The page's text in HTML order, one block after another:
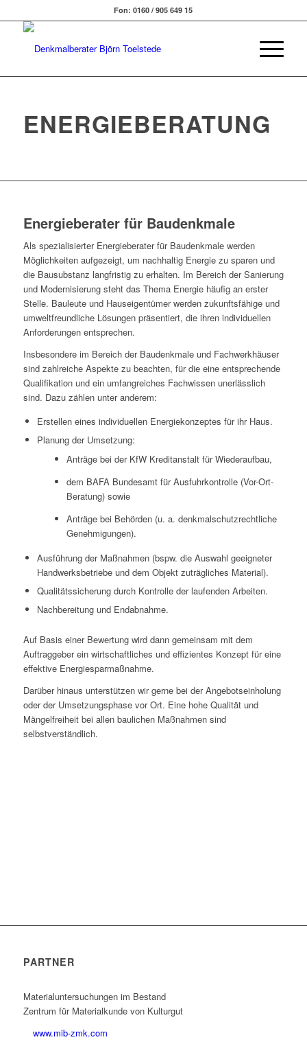
Fon: 0160 / 905 649 15
ENERGIEBERATUNG
Energieberater für Baudenkmale
Als spezialisierter Energieberater für Baudenkmale werden
Möglichkeiten aufgezeigt, um nachhaltig Energie zu sparen und
die Bausubstanz langfristig zu erhalten. Im Bereich der Sanierung
und Modernisierung steht das Thema Energie häufig an erster
Stelle. Bauleute und Hauseigentümer werden zukunftsfähige und
umweltfreundliche Lösungen präsentiert, die ihren individuellen
Anforderungen entsprechen.
Insbesondere im Bereich der Baudenkmale und Fachwerkhäuser
sind zahlreiche Aspekte zu beachten, für die eine entsprechende
Qualifikation und ein umfangreiches Fachwissen unerlässlich
sind. Dazu zählen unter anderem:
Erstellen eines individuellen Energiekonzeptes für ihr Haus.
Planung der Umsetzung:
Anträge bei der KfW Kreditanstalt für Wiederaufbau,
dem BAFA Bundesamt für Ausfuhrkontrolle (Vor-Ort-
Beratung) sowie
Anträge bei Behörden (u. a. denkmalschutzrechtliche
Genehmigungen).
Ausführung der Maßnahmen (bspw. die Auswahl geeigneter
Handwerksbetriebe und dem Objekt zuträgliches Material).
Qualitätssicherung durch Kontrolle der laufenden Arbeiten.
Nachbereitung und Endabnahme.
Auf Basis einer Bewertung wird dann gemeinsam mit dem
Auftraggeber ein wirtschaftliches und effizientes Konzept für eine
effektive Energiesparmaßnahme.
Darüber hinaus unterstützen wir gerne bei der Angebotseinholung
oder der Umsetzungsphase vor Ort. Eine hohe Qualität und
Mängelfreiheit bei allen baulichen Maßnahmen sind
selbstverständlich.
PARTNER
Materialuntersuchungen im Bestand
Zentrum für Materialkunde von Kulturgut
www.mib-zmk.com